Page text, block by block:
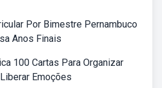
Por Bimestre Pernambuco
Anos Finais
100 Cartas Para Organizar
Emoções